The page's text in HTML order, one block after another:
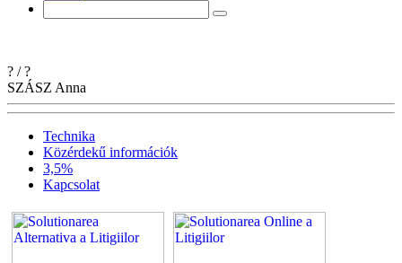
? /?
SZÁSZ Anna
Technika
Közérdekű információk
3,5%
Kapcsolat